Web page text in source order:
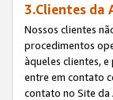
3.Clientes da
Nossos clientes
procedimentos
àqueles clientes,
entre em contato
contato no Site da